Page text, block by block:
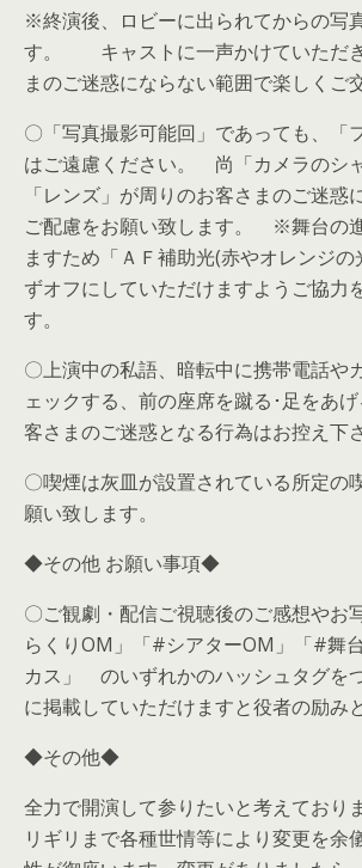
※終演後、ロビーに出られてからの写
す。 キャストに一声かけていただ
まのご迷惑にならない範囲で楽しくご
〇「写真撮影可能回」であっても、「
はご遠慮ください。 尚「カメラのシ
「レンズ」が周りのお客さまのご迷
ご配慮をお願い致します。 ※舞台の
ますため「ＡＦ補助光(赤やオレンジ
ずオフにしていただけますようご協力
す。
〇上演中の私語、暗転中に携帯電話や
ェックする、前の座席を蹴る･足をあ
客さまのご迷惑となる行為はお控え下さ
〇喫煙は灰皿が設置されている所定の
願い致します。
◆その他 お願い事項◆
〇ご観劇・配信ご視聴後のご感想や
らくりOM」「#シアターOM」「#舞
カス」 のいずれかのハッシュタグを
に掲載していただけますと役者の励み
◆その他◆
全力で開演して参りたいと考えており
リギリまで各種世情等により変更を余